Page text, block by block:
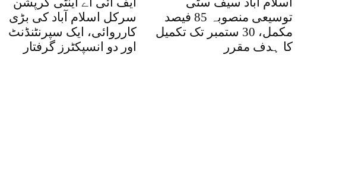
سرکل اسلام آباد کی بڑی
کارروائی، ایک سپرنٹنڈنٹ
اور دو انسپکٹرز گرفتار
توسیعی منصوبہ 85 فیصد
مکمل، 30 ستمبر تک تکمیل
کا ہدف مقرر